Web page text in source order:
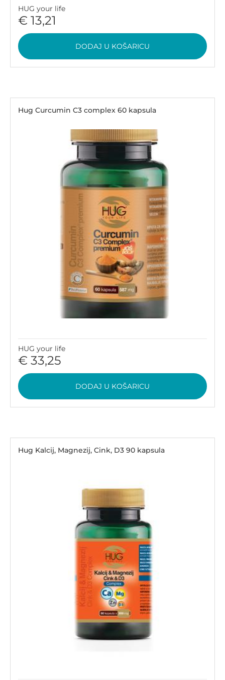
HUG your life
€ 13,21
DODAJ U KOŠARICU
Hug Curcumin C3 complex 60 kapsula
HUG your life
€ 33,25
DODAJ U KOŠARICU
Hug Kalcij, Magnezij, Cink, D3 90 kapsula